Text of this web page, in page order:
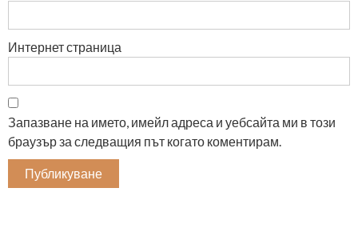
Интернет страница
Запазване на името, имейл адреса и уебсайта ми в този
браузър за следващия път когато коментирам.